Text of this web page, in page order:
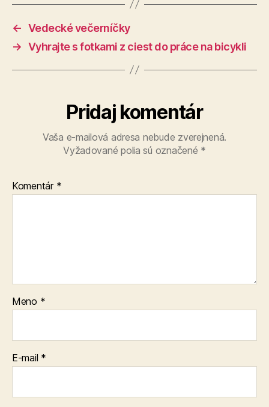
← Vedecké večerníčky
→ Vyhrajte s fotkami z ciest do práce na bicykli
Pridaj komentár
Vaša e-mailová adresa nebude zverejnená.
Vyžadované polia sú označené *
Komentár *
Meno *
E-mail *